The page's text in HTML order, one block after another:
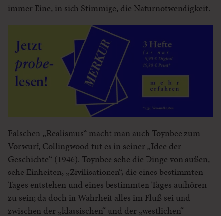
immer Eine, in sich Stimmige, die Naturnotwendigkeit.
Falschen „Realismus“ macht man auch Toynbee zum
Vorwurf, Collingwood tut es in seiner „Idee der
Geschichte“ (1946). Toynbee sehe die Dinge von außen,
sehe Einheiten, „Zivilisationen“, die eines bestimmten
Tages entstehen und eines bestimmten Tages aufhören
zu sein; da doch in Wahrheit alles im Fluß sei und
zwischen der „klassischen“ und der „westlichen“